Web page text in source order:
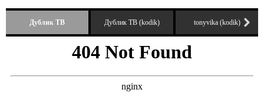
Дублик ТВ Дублик ТВ (kodik) tonyvika (kodik)